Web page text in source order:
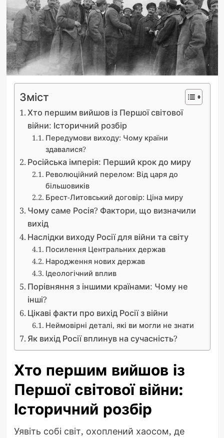
Зміст
Хто першим вийшов із Першої світової
війни: Історичний розбір
Передумови виходу: Чому країни
здавалися?
Російська імперія: Перший крок до миру
Революційний перелом: Від царя до
більшовиків
Брест-Литовський договір: Ціна миру
Чому саме Росія? Фактори, що визначили
вихід
Наслідки виходу Росії для війни та світу
Посилення Центральних держав
Народження нових держав
Ідеологічний вплив
Порівняння з іншими країнами: Чому не
інші?
Цікаві факти про вихід Росії з війни
Неймовірні деталі, які ви могли не знати
Як вихід Росії вплинув на сучасність?
Хто першим вийшов із
Першої світової війни:
Історичний розбір
Уявіть собі світ, охоплений хаосом, де